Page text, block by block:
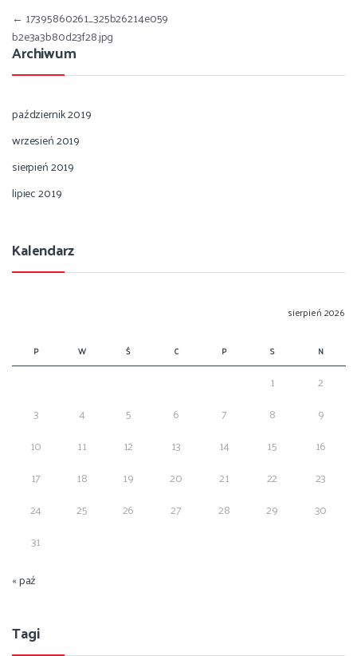
Nawigacja wpisu
← 17395860261_325b26214e059
b2e3a3b80d23f28.jpg
Archiwum
październik 2019
wrzesień 2019
sierpień 2019
lipiec 2019
Kalendarz
sierpień 2026
P W Ś C P S N
1
2
3
4 5 6 7 8
9
10
11 12 13 14 15
16
17
18 19 20 21 22
23
24
25 26 27 28 29
30
31
« paź
Tagi